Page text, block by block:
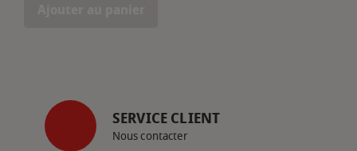
SERVICE CLIENT
Nous contacter